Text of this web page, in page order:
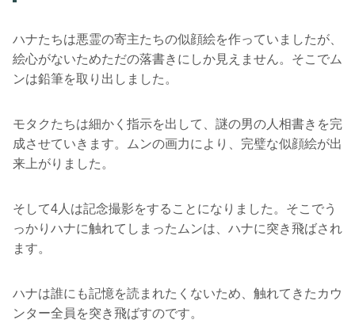
ハナたちは悪霊の寄主たちの似顔絵を作っていましたが、
絵心がないためただの落書きにしか見えません。そこでム
ンは鉛筆を取り出しました。
モタクたちは細かく指示を出して、謎の男の人相書きを完
成させていきます。ムンの画力により、完璧な似顔絵が出
来上がりました。
そして4人は記念撮影をすることになりました。そこでう
っかりハナに触れてしまったムンは、ハナに突き飛ばされ
ます。
ハナは誰にも記憶を読まれたくないため、触れてきたカウ
ンター全員を突き飛ばすのです。